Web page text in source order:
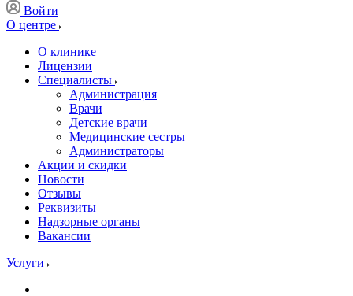
Войти
О центре
О клинике
Лицензии
Специалисты
Администрация
Врачи
Детские врачи
Медицинские сестры
Администраторы
Акции и скидки
Новости
Отзывы
Реквизиты
Надзорные органы
Вакансии
Услуги